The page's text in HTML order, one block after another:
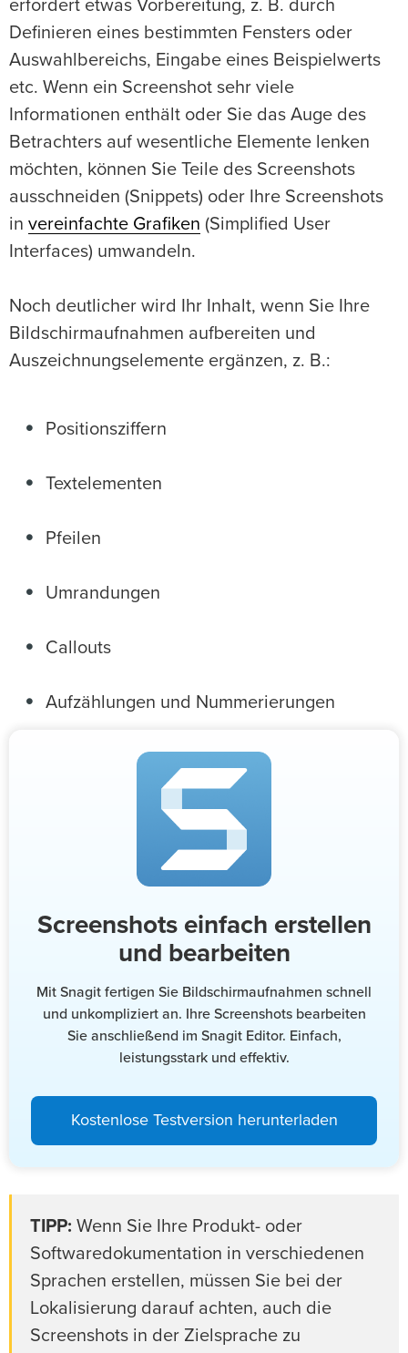
erfordert etwas Vorbereitung, z. B. durch
Definieren eines bestimmten Fensters oder
Auswahlbereichs, Eingabe eines Beispielwerts
etc. Wenn ein Screenshot sehr viele
Informationen enthält oder Sie das Auge des
Betrachters auf wesentliche Elemente lenken
möchten, können Sie Teile des Screenshots
ausschneiden (Snippets) oder Ihre Screenshots
in vereinfachte Grafiken (Simplified User
Interfaces) umwandeln.
Noch deutlicher wird Ihr Inhalt, wenn Sie Ihre
Bildschirmaufnahmen aufbereiten und
Auszeichnungselemente ergänzen, z. B.:
Positionsziffern
Textelementen
Pfeilen
Umrandungen
Callouts
Aufzählungen und Nummerierungen
Screenshots einfach erstellen
und bearbeiten
Mit Snagit fertigen Sie Bildschirmaufnahmen schnell
und unkompliziert an. Ihre Screenshots bearbeiten
Sie anschließend im Snagit Editor. Einfach,
leistungsstark und effektiv.
Kostenlose Testversion herunterladen
TIPP: Wenn Sie Ihre Produkt- oder
Softwaredokumentation in verschiedenen
Sprachen erstellen, müssen Sie bei der
Lokalisierung darauf achten, auch die
Screenshots in der Zielsprache zu